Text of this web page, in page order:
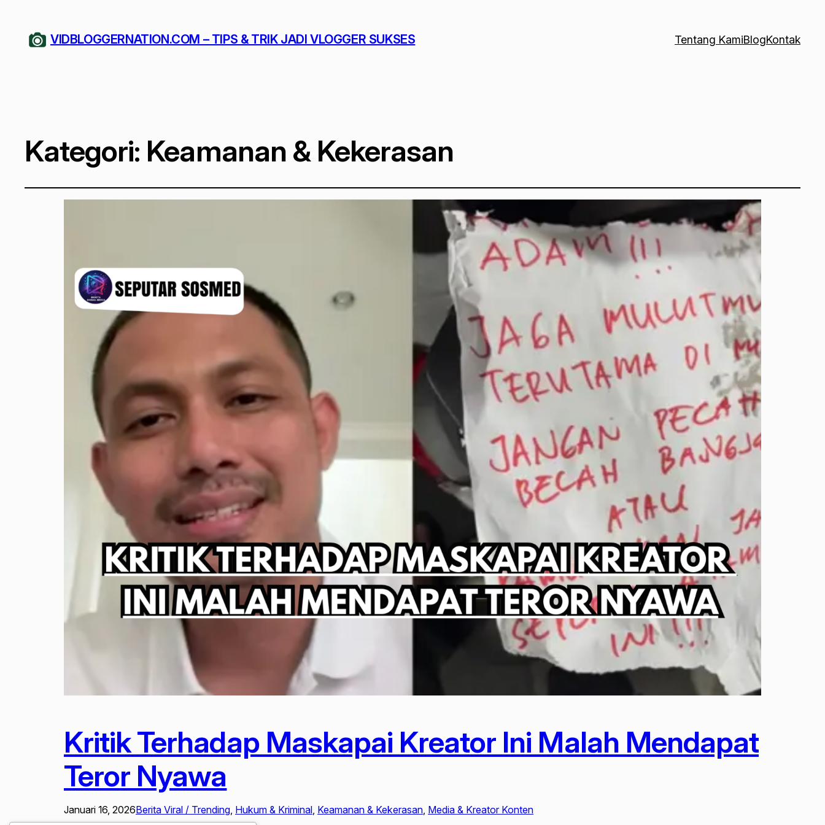
VIDBLOGGERNATION.COM – TIPS & TRIK JADI VLOGGER SUKSES Tentang KamiBlogKontak
Kategori: Keamanan & Kekerasan
Kritik Terhadap Maskapai Kreator Ini Malah Mendapat
Teror Nyawa
Januari 16, 2026Berita Viral / Trending Hukum & Kriminal Keamanan & Kekerasan Media & Kreator Konten